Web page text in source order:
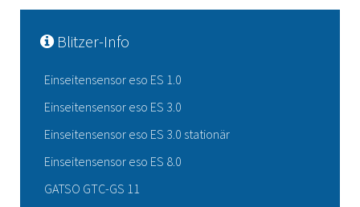
Blitzer-Info
Einseitensensor eso ES 1.0
Einseitensensor eso ES 3.0
Einseitensensor eso ES 3.0 stationär
Einseitensensor eso ES 8.0
GATSO GTC-GS 11